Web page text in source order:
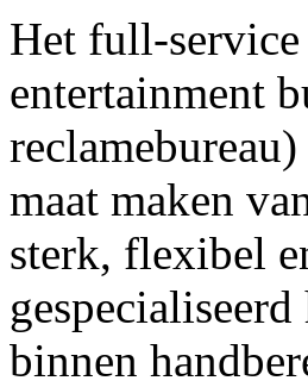
Het full-
entertainment
maat maken
sterk, flexibel
binnen